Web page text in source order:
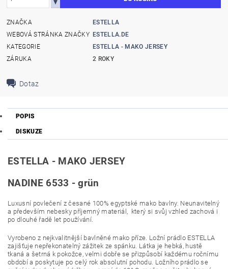
ZNAČKA
ESTELLA
WEBOVÁ STRÁNKA ZNAČKY ESTELLA.DE
KATEGORIE
ESTELLA - MAKO JERSEY
ZÁRUKA
2 ROKY
Dotaz
POPIS
DISKUZE
ESTELLA - MAKO JERSEY
NADINE 6533 - grün
Luxusní povlečení z česané 100% egyptské mako bavlny. Neunavitelný
a především nebesky příjemný materiál, který si svůj vzhled zachová i
po dlouhé řadě let používání.
Vyrobeno z nejkvalitnější bavlněné mako příze. Ložní prádlo ESTELLA
zajišťuje nepřekonatelný zážitek ze spánku. Látka je hebká, hustě
tkaná a šetrná k pokožce, velmi dobře se přizpůsobí každému ročnímu
období a poskytuje po celý rok absolutní pohodu. Ložního prádlo se